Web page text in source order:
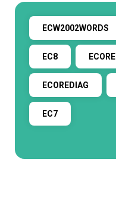
ECW2002WORDS
EC8 ECORE
ECOREDIAG
EC7